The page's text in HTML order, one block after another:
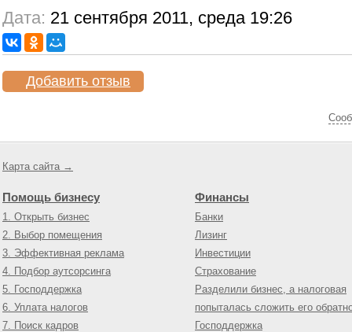
Дата: 21 сентября 2011, среда 19:26
Добавить отзыв
Карта сайта →
Помощь бизнесу
1. Открыть бизнес
2. Выбор помещения
3. Эффективная реклама
4. Подбор аутсорсинга
5. Господдержка
6. Уплата налогов
7. Поиск кадров
Финансы
Банки
Лизинг
Инвестиции
Страхование
Разделили бизнес, а налоговая
попыталась сложить его
Господдержка